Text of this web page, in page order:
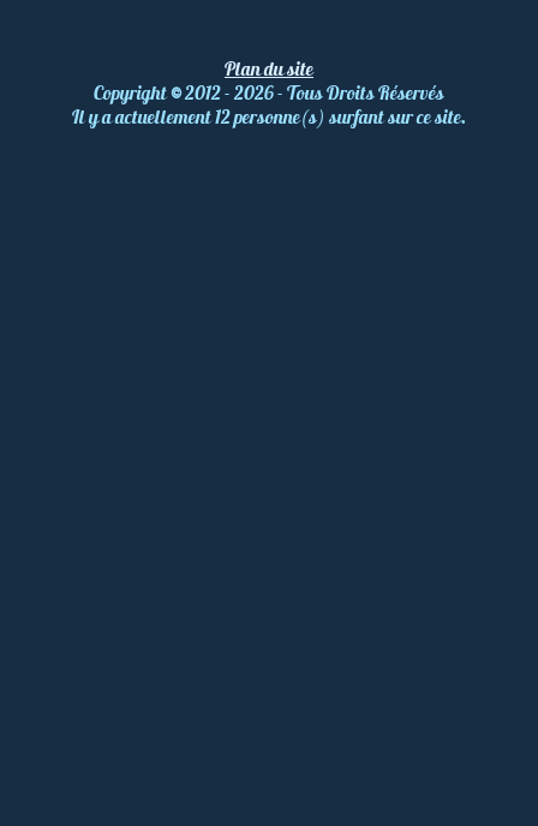
Plan du site
Copyright©2012 - 2026 - Tous Droits Réservés
Il y a actuellement 12 personne(s) surfant sur ce site.